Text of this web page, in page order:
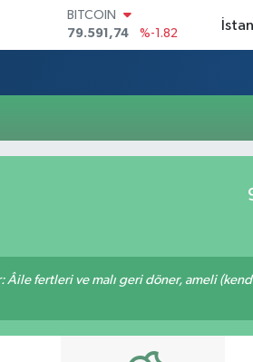
BITCOIN
79.591,74
%-1.82
DOLAR
61,60380
%0.18
fertleri ve malı geri döner, ameli